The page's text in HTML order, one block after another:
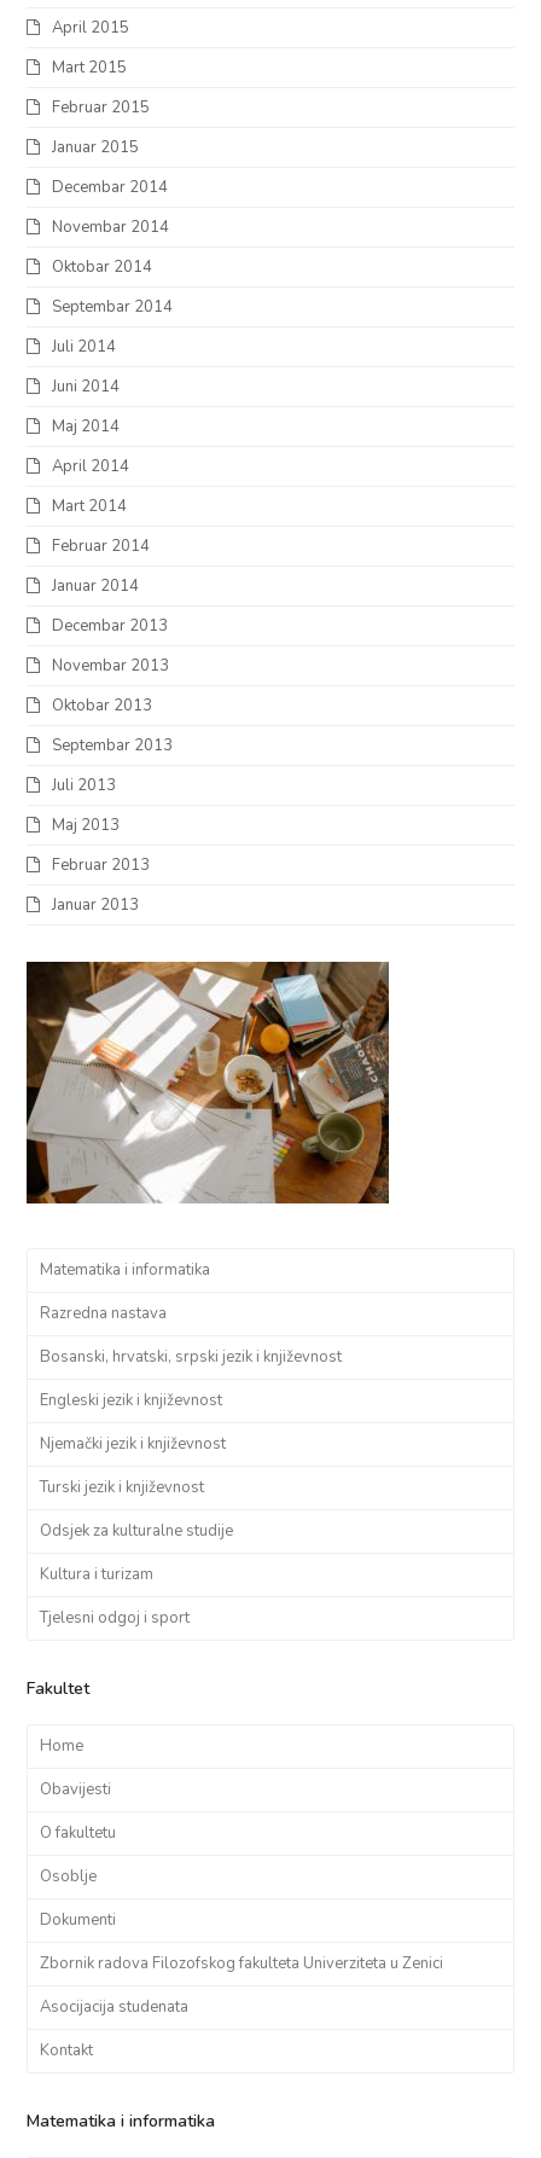
April 2015
Mart 2015
Februar 2015
Januar 2015
Decembar 2014
Novembar 2014
Oktobar 2014
Septembar 2014
Juli 2014
Juni 2014
Maj 2014
April 2014
Mart 2014
Februar 2014
Januar 2014
Decembar 2013
Novembar 2013
Oktobar 2013
Septembar 2013
Juli 2013
Maj 2013
Februar 2013
Januar 2013
Matematika i informatika
Razredna nastava
Bosanski, hrvatski, srpski jezik i književnost
Engleski jezik i književnost
Njemački jezik i književnost
Turski jezik i književnost
Odsjek za kulturalne studije
Kultura i turizam
Tjelesni odgoj i sport
Fakultet
Home
Obavijesti
O fakultetu
Osoblje
Dokumenti
Zbornik radova Filozofskog fakulteta Univerziteta u Zenici
Asocijacija studenata
Kontakt
Matematika i informatika